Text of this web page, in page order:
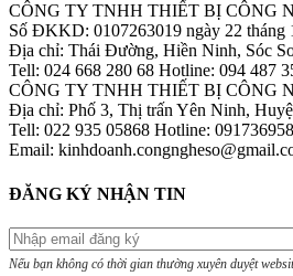
CÔNG TY TNHH THIẾT BỊ CÔNG
Số ĐKKD: 0107263019 ngày 22 tháng
Địa chỉ: Thái Đường, Hiền Ninh, Sóc
Tell: 024 668 280 68 Hotline: 094 487
CÔNG TY TNHH THIẾT BỊ CÔNG
Địa chỉ: Phố 3, Thị trấn Yên Ninh,
Tell: 022 935 05868 Hotline:
Email:
ĐĂNG KÝ NHẬN TIN
Nếu bạn không có thời gian thường xuyên duyệt